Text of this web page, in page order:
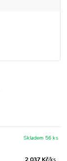
2 037 Kč
Skladem 56 ks